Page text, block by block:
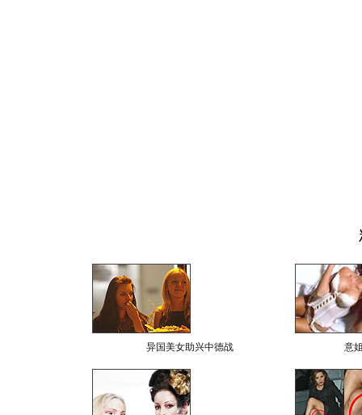
异国美女助兴中德战 意